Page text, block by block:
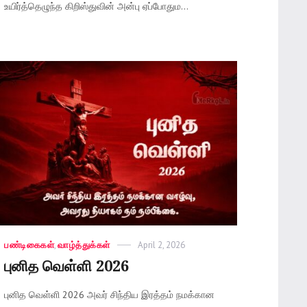
உயிர்த்தெழுந்த கிறிஸ்துவின் அன்பு ஏப்போதும...
Categories
பண்டிகைகள்,வாழ்த்துக்கள்
Posted
April 2, 2026
புனித வெள்ளி 2026
புனித வெள்ளி 2026 அவர் சிந்திய இரத்தம் நமக்கான